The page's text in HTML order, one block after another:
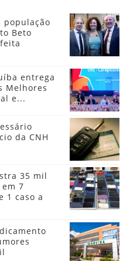
população
Beto
entrega
Melhores
e...
da CNH
35 mil
7
1 caso a